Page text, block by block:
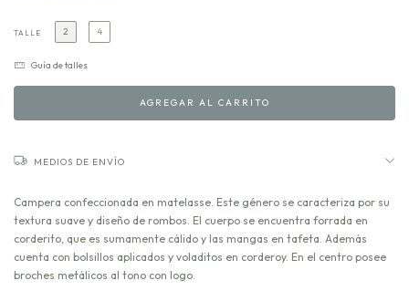
TALLE 2 4
Guía de talles
MEDIOS DE ENVÍO
Campera confeccionada en matelasse. Este género se caracteriza por su
textura suave y diseño de rombos. El cuerpo se encuentra forrada en
corderito, que es sumamente cálido y las mangas en tafeta. Además
cuenta con bolsillos aplicados y voladitos en corderoy. En el centro posee
broches metálicos al tono con logo.